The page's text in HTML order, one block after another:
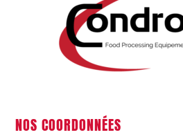
NOS COORDONNÉES